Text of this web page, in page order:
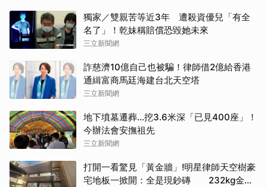
獨家／雙親苦等近3年 遭殺資優兒「有全
名了」！乾妹稱賠償恐毀她未來
三立新聞網
詐慈濟10億自己也被騙！律師借2億給香港
通緝富商馬廷海建台北天空塔
三立新聞網
地下墳墓遷葬…挖3.6米深「已見400座」！
今辦法會安撫祖先
三立新聞網
打開一看驚見「黃金牆」!明星律師天空樹豪
宅地板一掀開：全是現鈔磚 232kg金山